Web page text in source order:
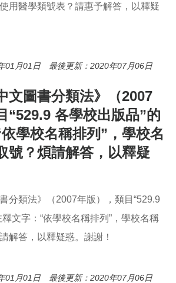
用醫學類號表？請惠予解答，以釋疑
類法醫學類類號表》，從民80年修訂
？請惠予解答，以釋疑惑。謝謝！
01月01日 最後更新：2020年07月06日
文圖書分類法》（2007
“529.9 各學校出版品”的
學校名稱排列”，學校名
號？煩請解答，以釋疑
分類法》（2007年版），類目“529.9
文字：“依學校名稱排列”，學校名稱
解答，以釋疑惑。謝謝！
目“529.9 各學校出版品”的注釋文字：“依
01月01日 最後更新：2020年07月06日